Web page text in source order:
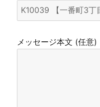
メッセージ本文 (任意)